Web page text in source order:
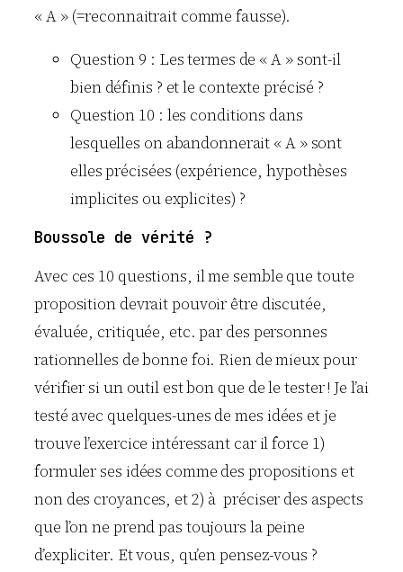
« A » (=reconnaitrait comme fausse).
Question 9 : Les termes de « A » sont-il
bien définis ? et le contexte précisé ?
Question 10 : les conditions dans
lesquelles on abandonnerait « A » sont
elles précisées (expérience, hypothèses
implicites ou explicites) ?
Boussole de vérité ?
Avec ces 10 questions, il me semble que toute
proposition devrait pouvoir être discutée,
évaluée, critiquée, etc. par des personnes
rationnelles de bonne foi. Rien de mieux pour
vérifier si un outil est bon que de le tester ! Je l’ai
testé avec quelques-unes de mes idées et je
trouve l’exercice intéressant car il force 1)
formuler ses idées comme des propositions et
non des croyances, et 2) à préciser des aspects
que l’on ne prend pas toujours la peine
d’expliciter. Et vous, qu’en pensez-vous ?